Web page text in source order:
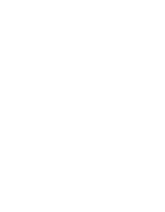
انتشارات کانون